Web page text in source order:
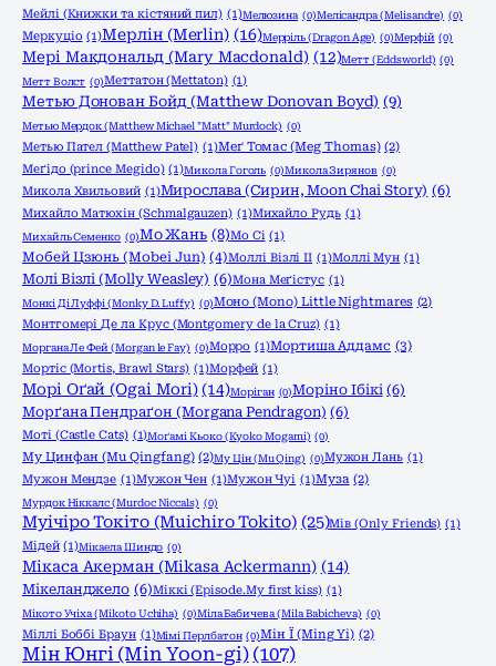
Мейлі (Книжки та кістяний пил) (1)Мелюзина (0)Мелісандра (Melisandre) (0)
Меркуціо (1)Мерлін (Merlin) (16)Мерріль (Dragon Age) (0)Мерфій (0)
Мері Макдональд (Mary Macdonald) (12)Метт (Eddsworld) (0)
Метт Волст (0)Меттатон (Mettaton) (1)
Метью Донован Бойд (Matthew Donovan Boyd) (9)
Метью Мердок (Matthew Michael "Matt" Murdock) (0)
Метью Пател (Matthew Patel) (1)Меґ Томас (Meg Thomas) (2)
Меґідо (prince Megido) (1)Микола Гоголь (0)Микола Зирянов (0)
Микола Хвильовий (1)Мирослава (Сирин, Moon Chai Story) (6)
Михайло Матюхін (Schmalgauzen) (1)Михайло Рудь (1)
Михайль Семенко (0)Мо Жань (8)Мо Сі (1)
Мобей Цзюнь (Mobei Jun) (4)Моллі Візлі ІІ (1)Моллі Мун (1)
Молі Візлі (Molly Weasley) (6)Мона Меґістус (1)
Монкі Ді Луффі (Monky D. Luffy) (0)Моно (Mono) Little Nightmares (2)
Монтгомері Де ла Крус (Montgomery de la Cruz) (1)
Моргана Ле Фей (Morgan le Fay) (0)Морро (1)Мортиша Аддамс (3)
Мортіс (Mortis, Brawl Stars) (1)Морфей (1)
Морі Оґай (Ogai Mori) (14)Моріган (0)Моріно Ібікі (6)
Морґана Пендраґон (Morgana Pendragon) (6)
Моті (Castle Cats) (1)Моґамі Кьоко (Kyoko Mogami) (0)
Му Цинфан (Mu Qingfang) (2)Му Цін (Mu Qing) (0)Мужон Лань (1)
Мужон Мендзе (1)Мужон Чен (1)Мужон Чуі (1)Муза (2)
Мурдок Ніккалс (Murdoc Niccals) (0)
Муічіро Токіто (Muichiro Tokito) (25)Мів (Only Friends) (1)
Мідей (1)Мікаела Шиндо (0)
Мікаса Акерман (Mikasa Ackermann) (14)
Мікеланджело (6)Міккі (Episode.My first kiss) (1)
Мікото Учіха (Mikoto Uchiha) (0)Міла Бабичева (Mila Babicheva) (0)
Міллі Боббі Браун (1)Мімі Перлбатон (0)Мін Ї (Ming Yi) (2)
Мін Юнгі (Min Yoon-gi) (107)